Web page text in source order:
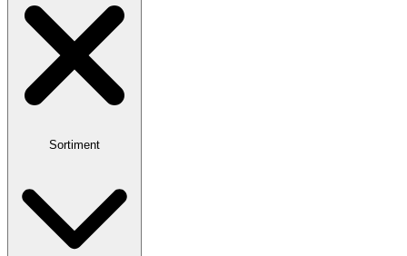
Sortiment